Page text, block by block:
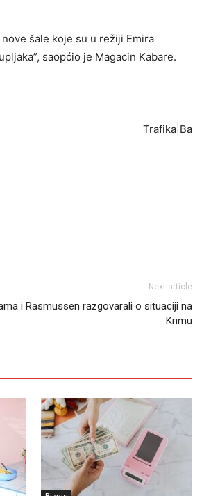
šale koje su u režiji Emira
saopćio je Magacin Kabare.
Trafika|Ba
Next article
i Rasmussen razgovarali o situaciji na
Krimu